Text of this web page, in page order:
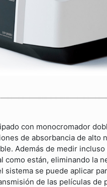
con monocromador
de absorbancia de alto
Además de medir incluso
como están, eliminando la
sistema se puede aplicar
de las películas de